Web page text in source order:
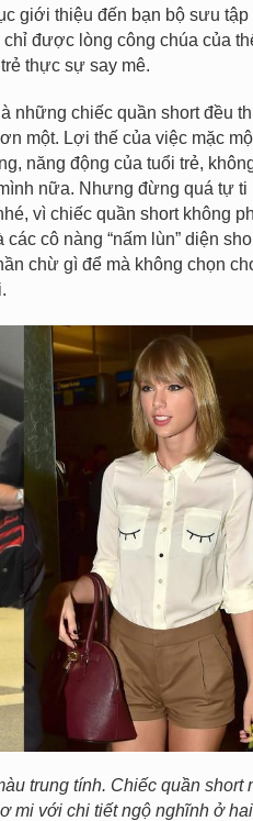
giới thiệu đến bạn bộ sưu
được lòng công chúa của
thực sự say mê.
những chiếc quần short đều
một. Lợi thế của việc mặc
năng động của tuổi trẻ,
nữa. Nhưng đừng quá tự ti
vì chiếc quần short không
cô nàng “nấm lùn” diện
chừ gì để mà không chọn
trung tính. Chiếc quần short
mi với chi tiết ngộ nghĩnh ở